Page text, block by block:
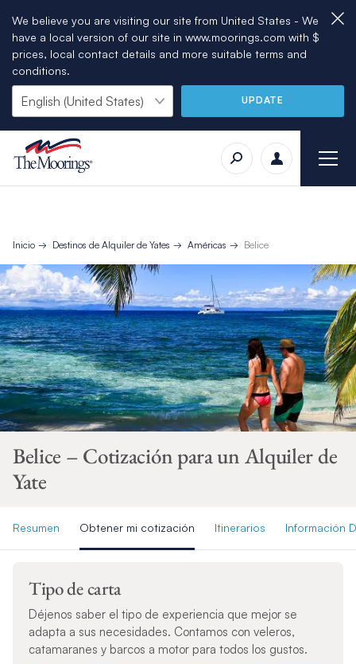
We believe you are visiting our site from United States - We
have a local version of our site in www.moorings.com with $
prices, local contact details and more suitable terms and
conditions.
UPDATE
Inicio Destinos de Alquiler de Yates Américas Belice
Belice – Cotización para un Alquiler de
Yate
Resumen Obtener mi cotización Itinerarios Información
Tipo de carta
Déjenos saber el tipo de experiencia que mejor se
adapta a sus necesidades. Contamos con veleros,
catamaranes y barcos a motor para todos los gustos.